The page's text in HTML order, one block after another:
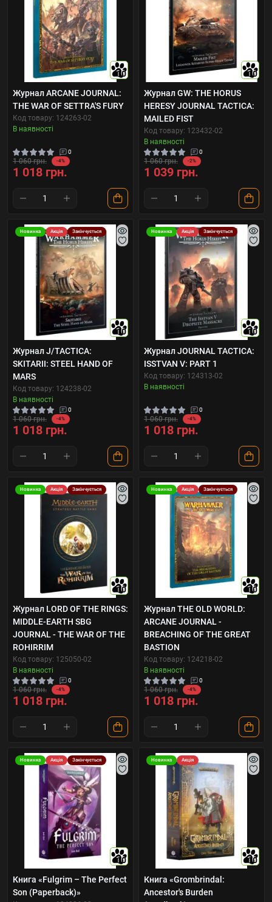
10
Журнал ARCANE JOURNAL:
THE WAR OF SETTRA'S FURY
Код товару: 124263-02
В наявності
0
1 060 грн. -4%
1 018 грн.
10
Журнал GW: THE HORUS
HERESY JOURNAL TACTICA:
MAILED FIST
Код товару: 123432-02
В наявності
0
1 060 грн. -2%
1 039 грн.
Новинка Акція Закінчується
10
Журнал J/TACTICA:
SKITARII: STEEL HAND OF
MARS
Код товару: 124238-02
В наявності
0
1 060 грн. -4%
1 018 грн.
Новинка Акція Закінчується
10
Журнал JOURNAL TACTICA:
ISSTVAN V: PART 1
Код товару: 124313-02
В наявності
0
1 060 грн. -4%
1 018 грн.
Новинка Акція Закінчується
10
Журнал LORD OF THE RINGS:
MIDDLE-EARTH SBG
JOURNAL - THE WAR OF THE
ROHIRRIM
Код товару: 125050-02
В наявності
0
1 060 грн. -4%
1 018 грн.
Новинка Акція Закінчується
10
Журнал THE OLD WORLD:
ARCANE JOURNAL -
BREACHING OF THE GREAT
BASTION
Код товару: 124218-02
В наявності
0
1 060 грн. -4%
1 018 грн.
Новинка Акція Закінчується
10
Книга «Fulgrim – The Perfect
Son (Paperback)»
Новинка Акція
10
Книга «Grombrindal:
Ancestor's Burden